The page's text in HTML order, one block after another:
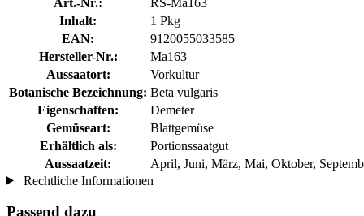
Inhalt:
1 Pkg
EAN:
9120055033585
Hersteller-Nr.:
Ma163
Aussaatort:
Vorkultur
Botanische Bezeichnung: Beta vulgaris
Eigenschaften:
Demeter
Gemüseart:
Blattgemüse
Erhältlich als:
Portionssaatgut
Aussaatzeit:
April, Juni, März, Mai, Oktober,
Rechtliche Informationen
Passend dazu